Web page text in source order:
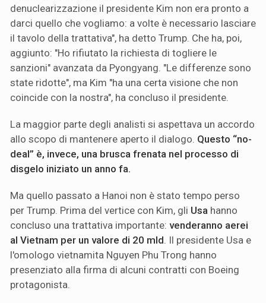
denuclearizzazione il presidente Kim non era pronto a
darci quello che vogliamo: a volte è necessario lasciare
il tavolo della trattativa", ha detto Trump. Che ha, poi,
aggiunto: "Ho rifiutato la richiesta di togliere le
sanzioni" avanzata da Pyongyang. "Le differenze sono
state ridotte", ma Kim "ha una certa visione che non
coincide con la nostra", ha concluso il presidente.
La maggior parte degli analisti si aspettava un accordo
allo scopo di mantenere aperto il dialogo. Questo “no-
deal” è, invece, una brusca frenata nel processo di
disgelo iniziato un anno fa.
Ma quello passato a Hanoi non è stato tempo perso
per Trump. Prima del vertice con Kim, gli Usa hanno
concluso una trattativa importante: venderanno aerei
al Vietnam per un valore di 20 mld . Il presidente Usa e
l'omologo vietnamita Nguyen Phu Trong hanno
presenziato alla firma di alcuni contratti con Boeing
protagonista.